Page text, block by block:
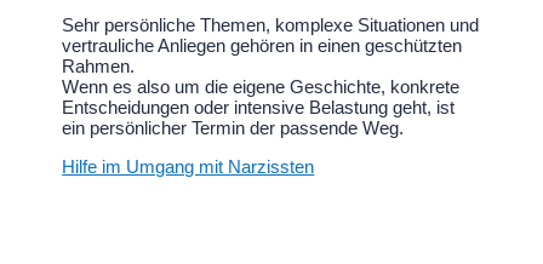
Sehr persönliche Themen, komplexe Situationen und
vertrauliche Anliegen gehören in einen geschützten
Rahmen.
Wenn es also um die eigene Geschichte, konkrete
Entscheidungen oder intensive Belastung geht, ist
ein persönlicher Termin der passende Weg.
Hilfe im Umgang mit Narzissten